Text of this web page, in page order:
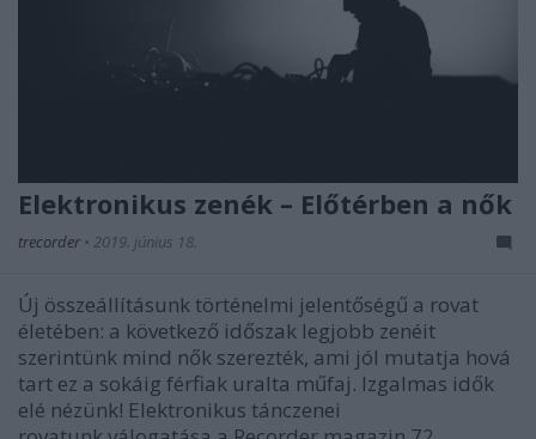
Elektronikus zenék – Előtérben a nők
trecorder • 2019. június 18.
Új összeállításunk történelmi jelentőségű a rovat
életében: a következő időszak legjobb zenéit
szerintünk mind nők szerezték, ami jól mutatja hová
tart ez a sokáig férfiak uralta műfaj. Izgalmas idők
elé nézünk! Elektronikus tánczenei